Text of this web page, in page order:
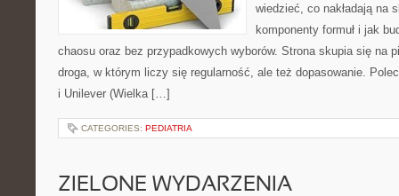
wiedzieć, co nakładają na
komponenty formuł i jak
chaosu oraz bez przypadkowych wyborów. Strona skupia się na
droga, w którym liczy się regularność, ale też dopasowanie.
i Unilever (Wielka […]
CATEGORIES: PEDIATRIA
ZIELONE WYDARZENIA